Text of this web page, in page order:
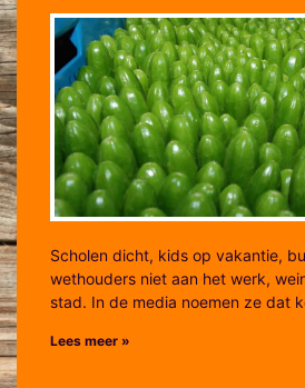
Scholen dicht, kids op vakantie,
wethouders niet aan het werk,
stad. In de media noemen ze dat
Lees meer »